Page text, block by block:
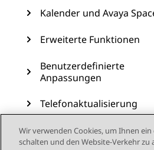
Kalender und Avaya
Erweiterte Funktionen
Benutzerdefinierte
Anpassungen
Telefonaktualisierung
Wartung
Wir verwenden Cookies, um Ihnen
schalten und den Website-Verkehr